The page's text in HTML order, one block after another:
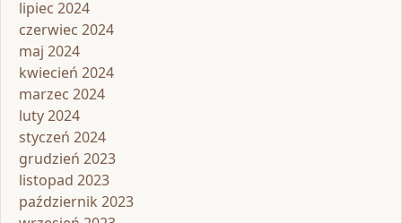
lipiec 2024
czerwiec 2024
maj 2024
kwiecień 2024
marzec 2024
luty 2024
styczeń 2024
grudzień 2023
listopad 2023
październik 2023